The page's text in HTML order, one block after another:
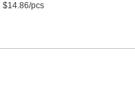
$14.86/pcs